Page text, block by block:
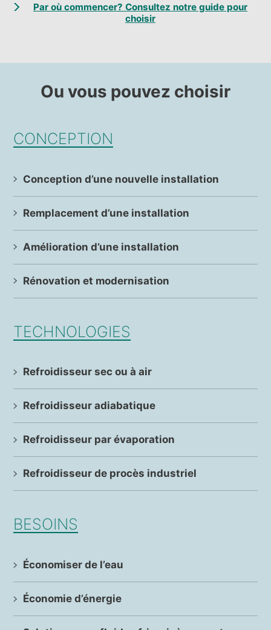
Par où commencer? Consultez notre guide pour
choisir
Ou vous pouvez choisir
CONCEPTION
Conception d’une nouvelle installation
Remplacement d’une installation
Amélioration d’une installation
Rénovation et modernisation
TECHNOLOGIES
Refroidisseur sec ou à air
Refroidisseur adiabatique
Refroidisseur par évaporation
Refroidisseur de procès industriel
BESOINS
Économiser de l’eau
Économie d’énergie